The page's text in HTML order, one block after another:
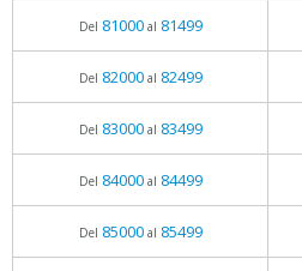
Del 81000al 81499
Del 82000al 82499
Del 83000al 83499
Del 84000al 84499
Del 85000al 85499